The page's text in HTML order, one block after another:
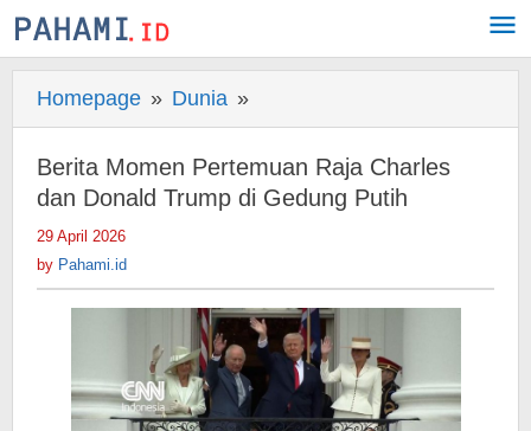
Skip
to
Homepage » Dunia »
Momen
Pertemuan
Raja
Donald
Trump
di
Gedung
Putih
Berita Momen Pertemuan Raja Charles
dan Donald Trump di Gedung Putih
29 April 2026
by Pahami.id